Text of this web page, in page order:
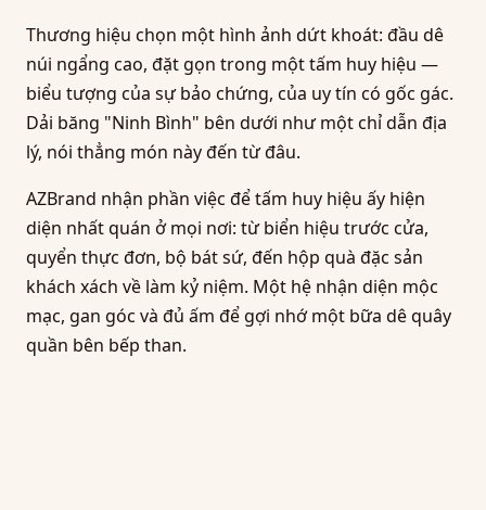
Thương hiệu chọn một hình ảnh dứt khoát: đầu dê
núi ngẩng cao, đặt gọn trong một tấm huy hiệu —
biểu tượng của sự bảo chứng, của uy tín có gốc gác.
Dải băng "Ninh Bình" bên dưới như một chỉ dẫn địa
lý, nói thẳng món này đến từ đâu.
AZBrand nhận phần việc để tấm huy hiệu ấy hiện
diện nhất quán ở mọi nơi: từ biển hiệu trước cửa,
quyển thực đơn, bộ bát sứ, đến hộp quà đặc sản
khách xách về làm kỷ niệm. Một hệ nhận diện mộc
mạc, gan góc và đủ ấm để gợi nhớ một bữa dê quây
quần bên bếp than.